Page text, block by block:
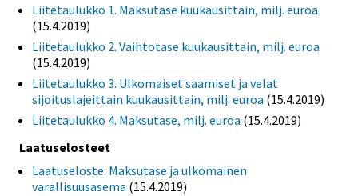
Liitetaulukko 1. Maksutase kuukausittain, milj. euroa
(15.4.2019)
Liitetaulukko 2. Vaihtotase kuukausittain, milj. euroa
(15.4.2019)
Liitetaulukko 3. Ulkomaiset saamiset ja velat
sijoituslajeittain kuukausittain, milj. euroa (15.4.2019)
Liitetaulukko 4. Maksutase, milj. euroa (15.4.2019)
Laatuselosteet
Laatuseloste: Maksutase ja ulkomainen
varallisuusasema (15.4.2019)